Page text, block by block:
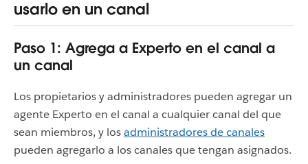
usarlo en un canal
Paso 1: Agrega a Experto en el canal a
un canal
Los propietarios y administradores pueden agregar un
agente Experto en el canal a cualquier canal del que
sean miembros, y losadministradores de canales
pueden agregarlo a los canales que tengan asignados.